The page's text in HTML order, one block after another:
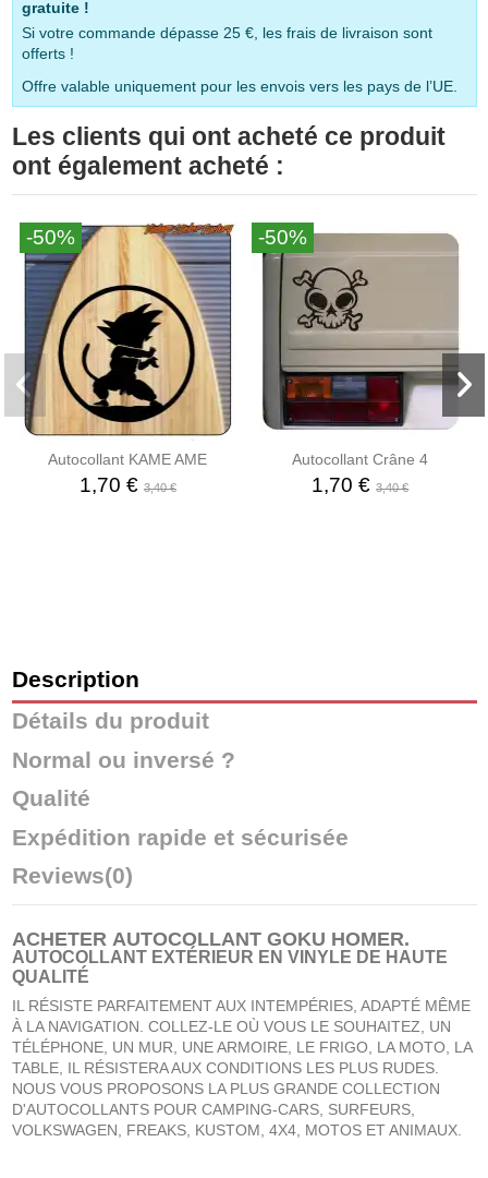
gratuite !
Si votre commande dépasse 25 €, les frais de livraison sont
offerts !
Offre valable uniquement pour les envois vers les pays de l’UE.
Les clients qui ont acheté ce produit
ont également acheté :
-50%
Autocollant KAME AME
1,70 € 3,40 €
-50%
Autocollant Crâne 4
1,70 €3,40 €
Description
Détails du produit
Normal ou inversé ?
Qualité
Expédition rapide et sécurisée
Reviews(0)
ACHETER AUTOCOLLANT GOKU HOMER.
AUTOCOLLANT EXTÉRIEUR EN VINYLE DE HAUTE
QUALITÉ
IL RÉSISTE PARFAITEMENT AUX INTEMPÉRIES, ADAPTÉ MÊME
À LA NAVIGATION. COLLEZ-LE OÙ VOUS LE SOUHAITEZ, UN
TÉLÉPHONE, UN MUR, UNE ARMOIRE, LE FRIGO, LA MOTO, LA
TABLE, IL RÉSISTERA AUX CONDITIONS LES PLUS RUDES.
NOUS VOUS PROPOSONS LA PLUS GRANDE COLLECTION
D'AUTOCOLLANTS POUR CAMPING-CARS, SURFEURS,
VOLKSWAGEN, FREAKS, KUSTOM, 4X4, MOTOS ET ANIMAUX.